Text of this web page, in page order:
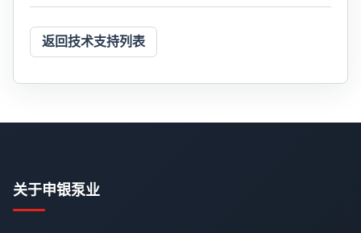
返回技术支持列表
关于申银泵业